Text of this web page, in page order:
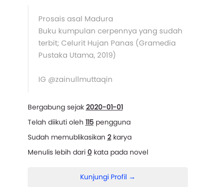
Prosais asal Madura
Buku kumpulan cerpennya yang sudah
terbit; Celurit Hujan Panas (Gramedia
Pustaka Utama, 2019)
IG @zainullmuttaqin
Bergabung sejak 2020-01-01
Telah diikuti oleh 115pengguna
Sudah memublikasikan 2karya
Menulis lebih dari 0kata pada novel
Kunjungi Profil →